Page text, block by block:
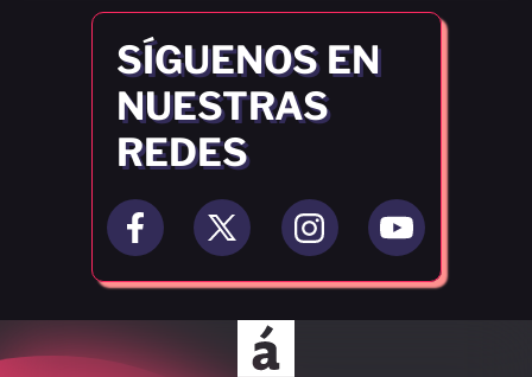
SÍGUENOS EN
NUESTRAS
REDES